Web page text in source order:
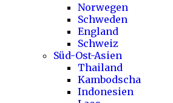
Norwegen
Schweden
England
Schweiz
Süd-Ost-Asien
Thailand
Kambodscha
Indonesien